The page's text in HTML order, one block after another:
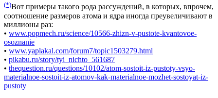
(*)Вот примеры такого рода рассуждений, в которых, впрочем,
соотношение размеров атома и ядра иногда преувеличивают в
миллионы раз:
• www.popmech.ru/science/10566-zhizn-v-pustote-kvantovoe-
osoznanie
• www.yaplakal.com/forum7/topic1503279.html
• pikabu.ru/story/tyi_nichto_561687
• thequestion.ru/questions/10102/atom-sostoit-iz-pustoty-vsyo-
materialnoe-sostoit-iz-atomov-kak-materialnoe-mozhet-sostoyat-iz-
pustoty